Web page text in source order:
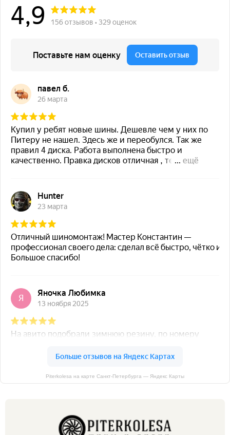
Piterkolesa на карте Санкт‑Петербурга — Яндекс Карты